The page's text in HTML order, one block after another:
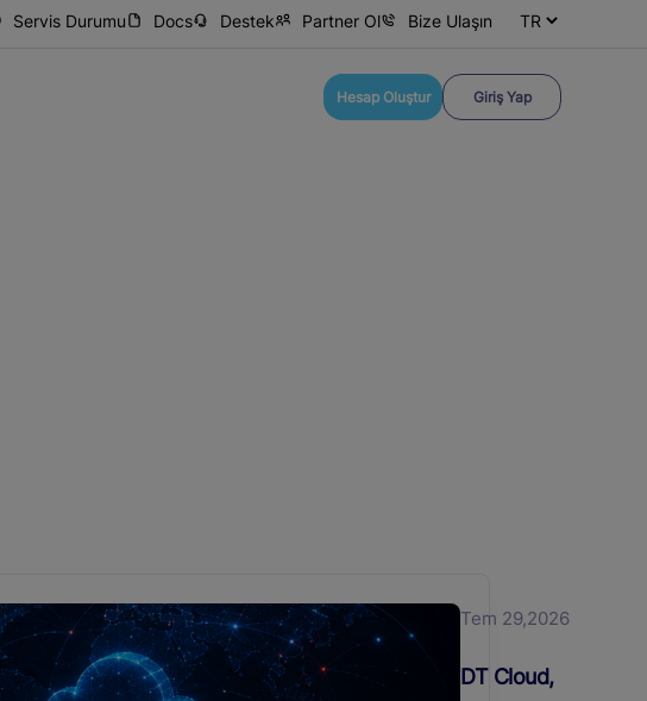
Servis Durumu Docs Destek Partner Ol Bize Ulaşın
Hesap Oluştur Giriş Yap
Tem 29,2026
DT Cloud,